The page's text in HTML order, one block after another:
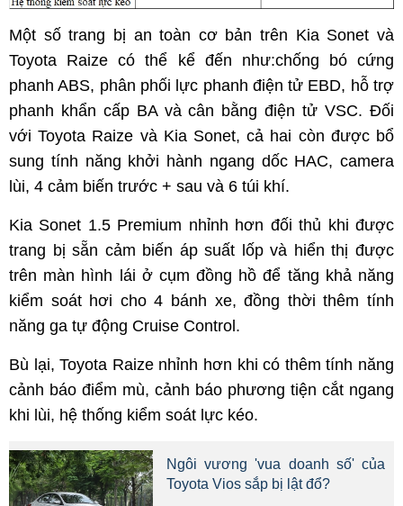
Một số trang bị an toàn cơ bản trên Kia Sonet và
Toyota Raize có thể kể đến như:chống bó cứng
phanh ABS, phân phối lực phanh điện tử EBD, hỗ trợ
phanh khẩn cấp BA và cân bằng điện tử VSC. Đối
với Toyota Raize và Kia Sonet, cả hai còn được bổ
sung tính năng khởi hành ngang dốc HAC, camera
lùi, 4 cảm biến trước + sau và 6 túi khí.
Kia Sonet 1.5 Premium nhỉnh hơn đối thủ khi được
trang bị sẵn cảm biến áp suất lốp và hiển thị được
trên màn hình lái ở cụm đồng hồ để tăng khả năng
kiểm soát hơi cho 4 bánh xe, đồng thời thêm tính
năng ga tự động Cruise Control.
Bù lại, Toyota Raize nhỉnh hơn khi có thêm tính năng
cảnh báo điểm mù, cảnh báo phương tiện cắt ngang
khi lùi, hệ thống kiểm soát lực kéo.
Ngôi vương 'vua doanh số' của
Toyota Vios sắp bị lật đổ?